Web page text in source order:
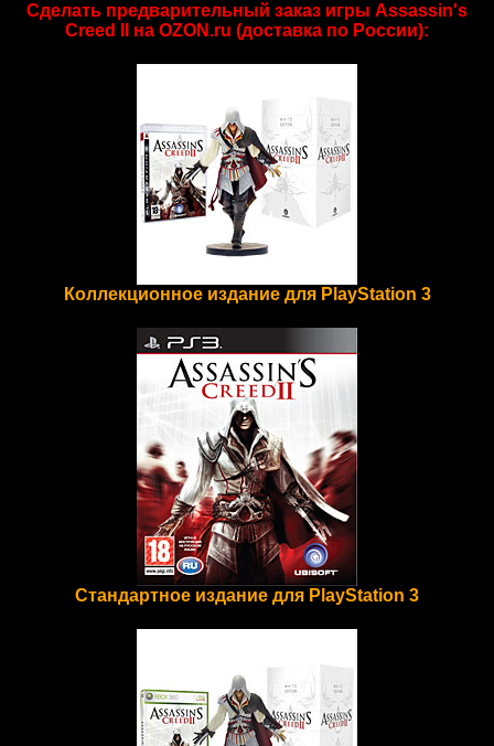
Сделать предварительный заказ игры Assassin's
Creed II на OZON.ru (доставка по России):
Коллекционное издание для PlayStation 3
Стандартное издание для PlayStation 3